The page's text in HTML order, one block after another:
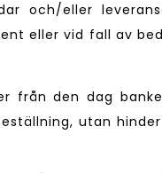
och/eller
eller vid fall av
från den dag
utan